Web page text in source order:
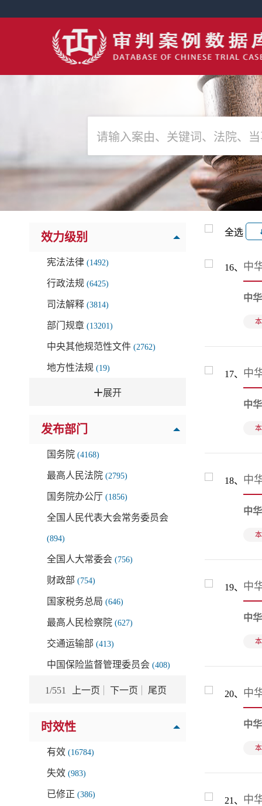
效力级别
宪法法律 (1492)
行政法规 (6425)
司法解释 (3814)
部门规章 (13201)
中央其他规范性文件 (2762)
地方性法规 (19)
地方政府规章 (1288)
地方司法文件
地方工作文件
行业规定 (1)
党内法规 (6)
军事法规规章 (1)
香港法规
澳门法规 (4)
台湾法规 (1)
法律法规 (488)
展开
发布部门
国务院 (4168)
最高人民法院 (2795)
国务院办公厅 (1856)
全国人民代表大会常务委员会
(894)
全国人大常委会 (756)
财政部 (754)
国家税务总局 (646)
最高人民检察院 (627)
交通运输部 (413)
中国保险监督管理委员会 (408)
1/551 上一页 下一页 尾页
时效性
有效 (16784)
失效 (983)
已修正 (386)
全选
16、 中
中
17、 中
中
18、 中
中
19、 中
中
20、 中
中
21、 中